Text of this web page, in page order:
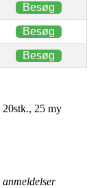
Besøg
Besøg
Besøg
25 my
anmeldelser